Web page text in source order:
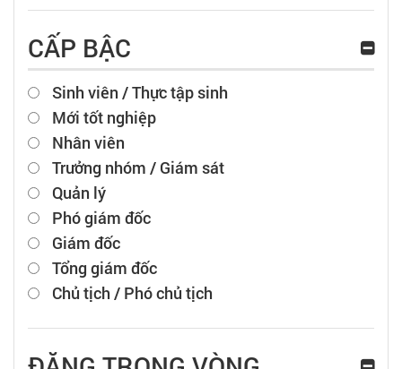
CẤP BẬC
Sinh viên / Thực tập sinh
Mới tốt nghiệp
Nhân viên
Trưởng nhóm / Giám sát
Quản lý
Phó giám đốc
Giám đốc
Tổng giám đốc
Chủ tịch / Phó chủ tịch